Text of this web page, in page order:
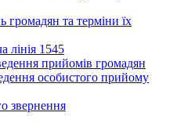
громадян та терміни їх
лінія 1545
прийомів громадян
особистого прийому
звернення